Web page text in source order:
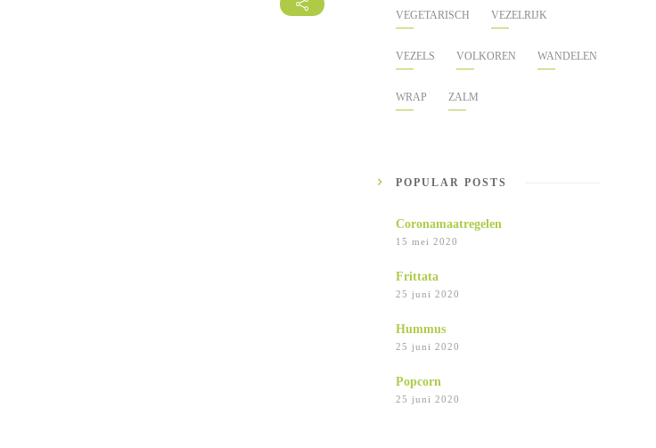
VEGETARISCH VEZELRIJK
VEZELS VOLKOREN WANDELEN
WRAP ZALM
POPULAR POSTS
Coronamaatregelen
15 mei 2020
Frittata
25 juni 2020
Hummus
25 juni 2020
Popcorn
25 juni 2020